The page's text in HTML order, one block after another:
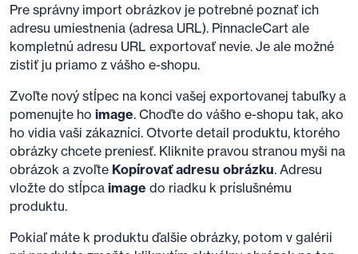
Pre správny import obrázkov je potrebné poznať ich
adresu umiestnenia (adresa URL). PinnacleCart ale
kompletnú adresu URL exportovať nevie. Je ale možné
zistiť ju priamo z vášho e-shopu.
Zvoľte nový stĺpec na konci vašej exportovanej tabuľky a
pomenujte ho image. Choďte do vášho e-shopu tak, ako
ho vidia vaši zákazníci. Otvorte detail produktu, ktorého
obrázky chcete preniesť. Kliknite pravou stranou myši na
obrázok a zvoľte Kopírovať adresu obrázku. Adresu
vložte do stĺpca image do riadku k príslušnému
produktu.
Pokiaľ máte k produktu ďalšie obrázky, potom v galérii